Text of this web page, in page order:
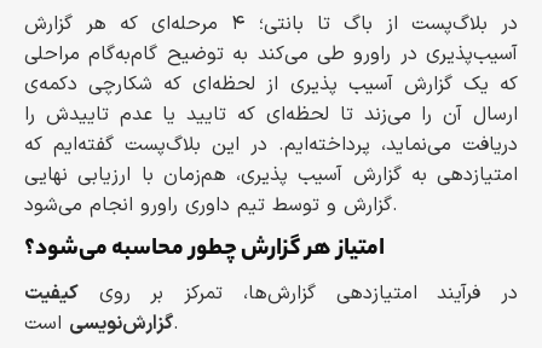
در بلاگ‌پست از باگ تا بانتی؛ ۴ مرحله‌ای که هر گزارش
آسیب‌پذیری در راورو طی می‌کند به توضیح گام‌به‌گام مراحلی
که یک گزارش آسیب پذیری از لحظه‌ای که شکارچی دکمه‌ی
ارسال آن را می‌زند تا لحظه‌ای که تایید یا عدم تاییدش را
دریافت می‌نماید، پرداخته‌ایم. در این بلاگ‌پست گفته‌ایم که
امتیازدهی به گزارش آسیب پذیری، هم‌زمان با ارزیابی نهایی
گزارش و توسط تیم داوری راورو انجام می‌شود.
امتیاز هر گزارش چطور محاسبه می‌شود؟
در فرآیند امتیازدهی گزارش‌ها، تمرکز بر روی کیفیت
گزارش‌نویسیاست.